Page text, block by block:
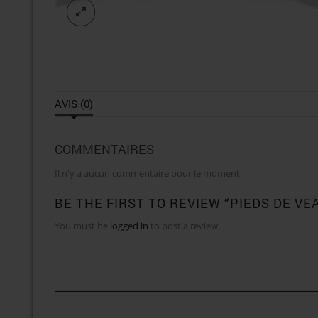
AVIS (0)
COMMENTAIRES
Il n'y a aucun commentaire pour le moment.
BE THE FIRST TO REVIEW “PIEDS DE
You must be logged in to post a review.